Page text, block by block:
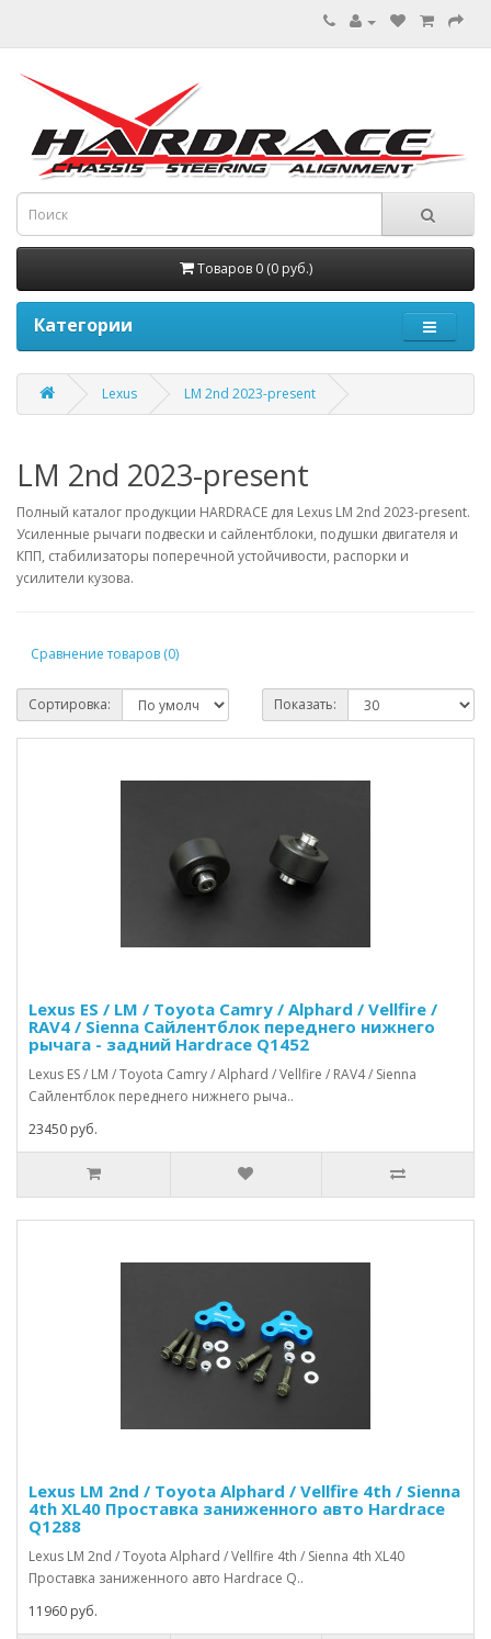
Товаров 0 (0 руб.)
Категории
Lexus LM 2nd 2023-present
LM 2nd 2023-present
Полный каталог продукции HARDRACE для Lexus LM 2nd 2023-present.
Усиленные рычаги подвески и сайлентблоки, подушки двигателя и
КПП, стабилизаторы поперечной устойчивости, распорки и
усилители кузова.
Сравнение товаров (0)
Сортировка: Показать:
Lexus ES / LM / Toyota Camry / Alphard / Vellfire /
RAV4 / Sienna Сайлентблок переднего нижнего
рычага - задний Hardrace Q1452
Lexus ES / LM / Toyota Camry / Alphard / Vellfire / RAV4 / Sienna
Сайлентблок переднего нижнего рыча..
23450 руб.
Lexus LM 2nd / Toyota Alphard / Vellfire 4th / Sienna
4th XL40 Проставка заниженного авто Hardrace
Q1288
Lexus LM 2nd / Toyota Alphard / Vellfire 4th / Sienna 4th XL40
Проставка заниженного авто Hardrace Q..
11960 руб.